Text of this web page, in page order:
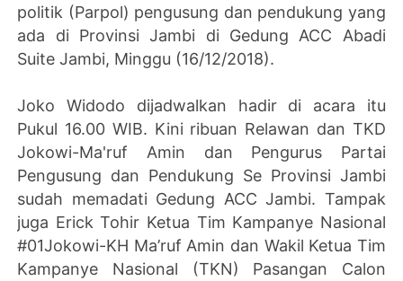
politik (Parpol) pengusung dan pendukung yang
ada di Provinsi Jambi di Gedung ACC Abadi
Suite Jambi, Minggu (16/12/2018).
Joko Widodo dijadwalkan hadir di acara itu
Pukul 16.00 WIB. Kini ribuan Relawan dan TKD
Jokowi-Ma'ruf Amin dan Pengurus Partai
Pengusung dan Pendukung Se Provinsi Jambi
sudah memadati Gedung ACC Jambi. Tampak
juga Erick Tohir Ketua Tim Kampanye Nasional
#01Jokowi-KH Ma’ruf Amin dan Wakil Ketua Tim
Kampanye Nasional (TKN) Pasangan Calon